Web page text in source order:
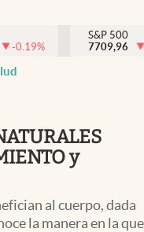
México
-0.19%
S&P 500
7709,96
y
al cuerpo, dada
la manera en la que